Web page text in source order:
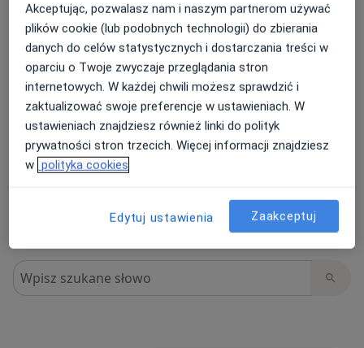
32 opinie
Sprawdzamy wszystkie opinie. Moderujemy
je zgodnie z naszymi zasadami, dowiedz się
więcej o opiniach i sposobie obliczania
gwiazdek naDowiedz się więcejDowiedz się
Szukaj w opiniach
Akceptując, pozwalasz nam i naszym partnerom używać
plików cookie (lub podobnych technologii) do zbierania
danych do celów statystycznych i dostarczania treści w
oparciu o Twoje zwyczaje przeglądania stron
internetowych. W każdej chwili możesz sprawdzić i
zaktualizować swoje preferencje w ustawieniach. W
ustawieniach znajdziesz również linki do polityk
prywatności stron trzecich. Więcej informacji znajdziesz
w polityka cookies
Edytuj ustawienia Zaakceptuj